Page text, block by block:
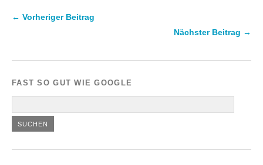
← Vorheriger Beitrag
Nächster Beitrag →
FAST SO GUT WIE GOOGLE